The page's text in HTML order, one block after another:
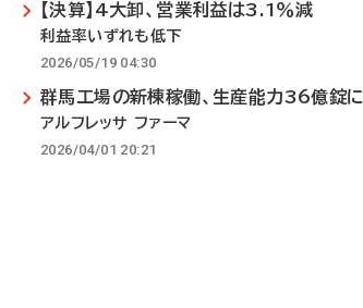
【決算】4大卸、営業利益は3.1％減
利益率いずれも低下
2026/05/19 04:30
群馬工場の新棟稼働、生産能力36億錠に
アルフレッサ ファーマ
2026/04/01 20:21